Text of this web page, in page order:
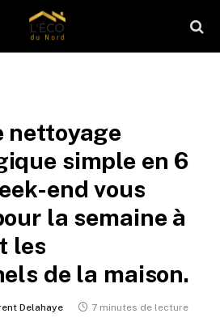
nettoyage
simple en 6
end vous
la semaine à
les
de la maison.
Delahaye 7 minutes de lecture